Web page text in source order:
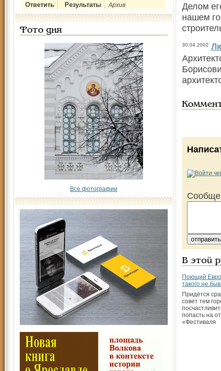
Архив
Фото дня
Все фотографии
Делом
нашем
30.04.2002
В этой
Поющий
такого не
Придётся
совет тем
попасть на
«Фестиваля